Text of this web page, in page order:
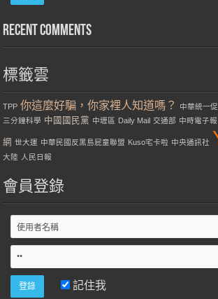
Recent Comments
標籤雲
TPP 你這麼好騙，你家裡人知道嗎？ 中華統一
三分鐘科學 中國國民黨 中壢區 Daily Mail 交通部 中時電子報
網 世大運 中華民國反黑島屁童聯盟 Kuso宅卡啦 中央通訊社
大陸 人民日報
會員登錄
記住我